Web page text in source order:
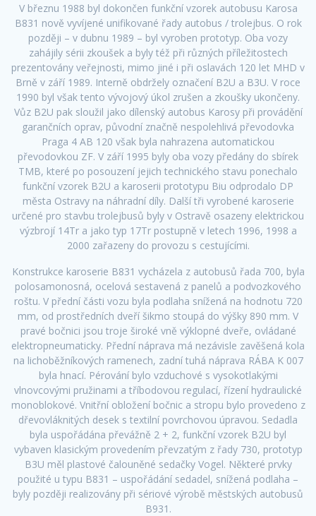
V březnu 1988 byl dokončen funkční vzorek autobusu Karosa
B831 nově vyvíjené unifikované řady autobus / trolejbus. O rok
později – v dubnu 1989 – byl vyroben prototyp. Oba vozy
zahájily sérii zkoušek a byly též při různých příležitostech
prezentovány veřejnosti, mimo jiné i při oslavách 120 let MHD v
Brně v září 1989. Interně obdržely označení B2U a B3U. V roce
1990 byl však tento vývojový úkol zrušen a zkoušky ukončeny.
Vůz B2U pak sloužil jako dílenský autobus Karosy při provádění
garančních oprav, původní značně nespolehlivá převodovka
Praga 4 AB 120 však byla nahrazena automatickou
převodovkou ZF. V září 1995 byly oba vozy předány do sbírek
TMB, které po posouzení jejich technického stavu ponechalo
funkční vzorek B2U a karoserii prototypu Biu odprodalo DP
města Ostravy na náhradní díly. Další tři vyrobené karoserie
určené pro stavbu trolejbusů byly v Ostravě osazeny elektrickou
výzbrojí 14Tr a jako typ 17Tr postupně v letech 1996, 1998 a
2000 zařazeny do provozu s cestujícími.
Konstrukce karoserie B831 vycházela z autobusů řada 700, byla
polosamonosná, ocelová sestavená z panelů a podvozkového
roštu. V přední části vozu byla podlaha snížená na hodnotu 720
mm, od prostředních dveří šikmo stoupá do výšky 890 mm. V
pravé bočnici jsou troje široké vně výklopné dveře, ovládané
elektropneumaticky. Přední náprava má nezávisle zavěšená kola
na lichoběžníkových ramenech, zadní tuhá náprava RÁBA K 007
byla hnací. Pérování bylo vzduchové s vysokotlakými
vlnovcovými pružinami a tříbodovou regulací, řízení hydraulické
monoblokové. Vnitřní obložení bočnic a stropu bylo provedeno z
dřevovláknitých desek s textilní povrchovou úpravou. Sedadla
byla uspořádána převážně 2 + 2, funkční vzorek B2U byl
vybaven klasickým provedením převzatým z řady 730, prototyp
B3U měl plastové čalouněné sedačky Vogel. Některé prvky
použité u typu B831 – uspořádání sedadel, snížená podlaha –
byly později realizovány při sériové výrobě městských autobusů
B931.